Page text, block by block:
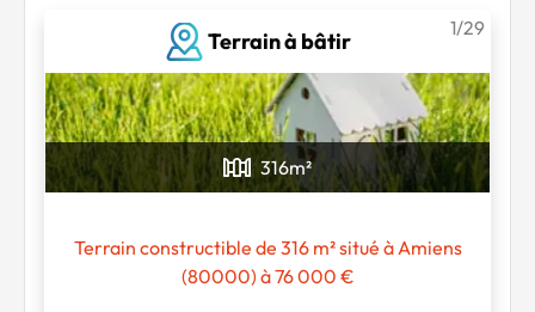
Terrain à bâtir
1/29
316m²
Terrain constructible de 316 m² situé à Amiens
(80000) à 76 000 €